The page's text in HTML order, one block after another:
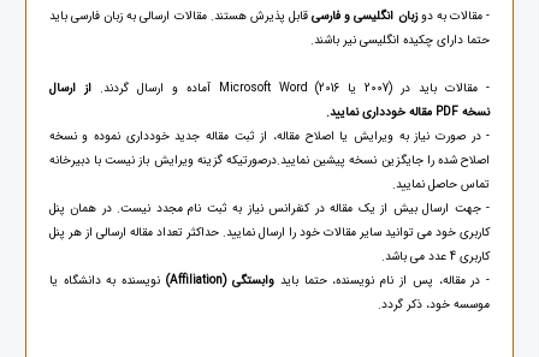
- مقالات به دوزبان انگلیسی و فارسیقابل پذیرش هستند. مقالات ارسالی به زبان فارسی باید
حتما دارای چکیده انگلیسی نیر باشند.
- مقالات باید در (2007 یا 2016) Microsoft Word آماده و ارسال گردند.
از ارسال
نسخه PDF مقاله خودداری نمایید.
- در صورت نیاز به ویرایش یا اصلاح مقاله، از ثبت مقاله جدید خودداری نموده و نسخه
اصلاح شده را جایگزین نسخه پیشین نمایید.درصورتیکه گزینه ویرایش باز نیست با دبیرخانه
تماس حاصل نمایید.
- جهت ارسال بیش از یک مقاله در کنفرانس نیاز به ثبت نام مجدد نیست. در همان پنل
کاربری خود می توانید سایر مقالات خود را ارسال نمایید. حداکثر تعداد مقاله ارسالی از هر پنل
کاربری 4 عدد می باشد.
- در مقاله، پس از نام نویسنده، حتما بایدوابستگی (Affiliation)
نویسنده به دانشگاه یا
موسسه خود، ذکر گردد.